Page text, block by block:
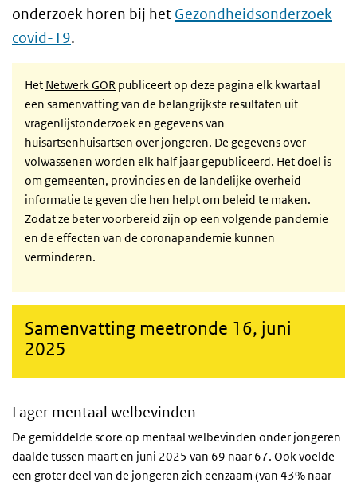
onderzoek horen bij het Gezondheidsonderzoek
covid-19.
Het Netwerk GOR publiceert op deze pagina elk kwartaal
een samenvatting van de belangrijkste resultaten uit
vragenlijstonderzoek en gegevens van
huisartsenhuisartsen over jongeren. De gegevens over
volwassenen worden elk half jaar gepubliceerd. Het doel is
om gemeenten, provincies en de landelijke overheid
informatie te geven die hen helpt om beleid te maken.
Zodat ze beter voorbereid zijn op een volgende pandemie
en de effecten van de coronapandemie kunnen
verminderen.
Samenvatting meetronde 16, juni
2025
Lager mentaal welbevinden
De gemiddelde score op mentaal welbevinden onder jongeren
daalde tussen maart en juni 2025 van 69 naar 67. Ook voelde
een groter deel van de jongeren zich eenzaam (van 43% naar